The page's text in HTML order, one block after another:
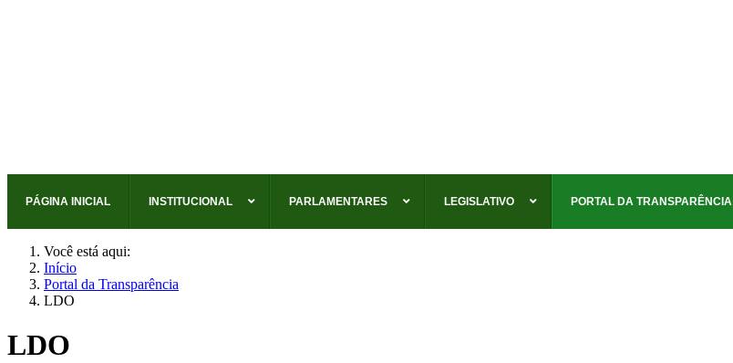
PÁGINA INICIAL INSTITUCIONAL PARLAMENTARES LEGISLATIVO PORTAL DA TRANSPARÊNCIA
Você está aqui:
Início
Portal da Transparência
LDO
LDO